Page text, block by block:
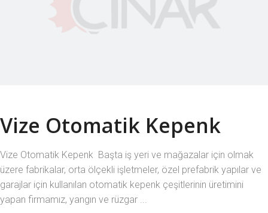
Vize Otomatik Kepenk
Vize Otomatik Kepenk Başta iş yeri ve mağazalar için olmak
üzere fabrikalar, orta ölçekli işletmeler, özel prefabrik yapılar ve
garajlar için kullanılan otomatik kepenk çeşitlerinin üretimini
yapan firmamız, yangın ve rüzgar ...